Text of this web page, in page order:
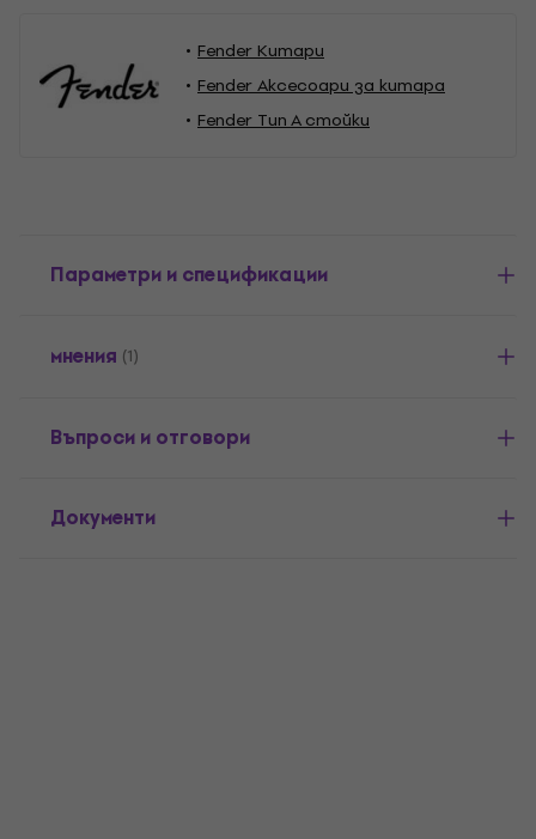
Fender Китари
Fender Аксесоари за китара
Fender Тип А стойки
Параметри и спецификации
мнения (1)
Въпроси и отговори
Документи